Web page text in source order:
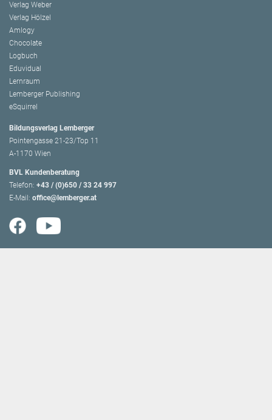
Verlag Weber
Verlag Hölzel
Amlogy
Chocolate
Logbuch
Eduvidual
Lernraum
Lemberger Publishing
eSquirrel
Bildungsverlag Lemberger
Pointengasse 21-23/Top 11
A-1170 Wien
BVL Kundenberatung
Telefon: +43 / (0)650 / 33 24 997
E-Mail: office@lemberger.at